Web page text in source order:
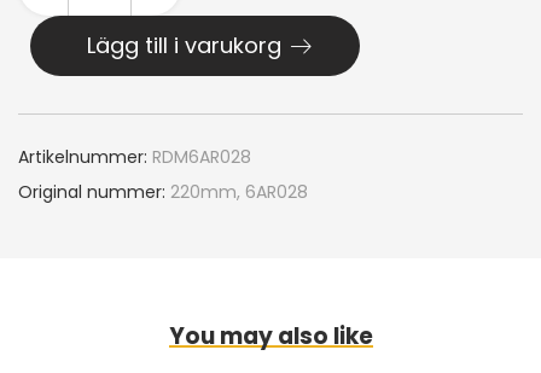
Lägg till i varukorg
Artikelnummer: RDM6AR028
Original nummer: 220mm, 6AR028
You may also like